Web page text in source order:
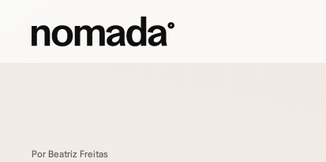
Por Beatriz Freitas